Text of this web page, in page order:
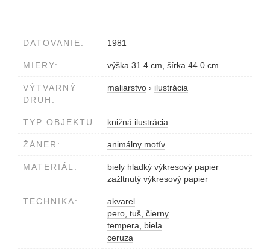
DATOVANIE: 1981
MIERY: výška 31.4 cm, šírka 44.0 cm
VÝTVARNÝ
DRUH:
maliarstvo › ilustrácia
TYP OBJEKTU: knižná ilustrácia
ŽÁNER: animálny motív
MATERIÁL:
biely hladký výkresový papier
zažltnutý výkresový papier
TECHNIKA:
akvarel
pero, tuš, čierny
tempera, biela
ceruza